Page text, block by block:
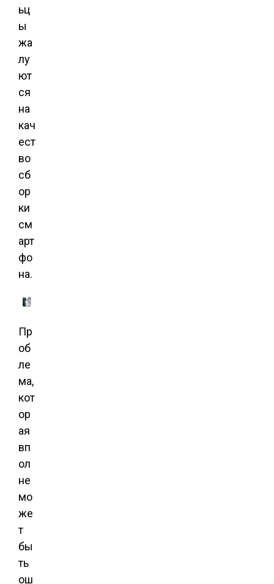
ьц
ы
жа
лу
ют
ся
на
кач
ест
во
сб
ор
ки
см
арт
фо
на.
Пр
об
ле
ма,
кот
ор
ая
вп
ол
не
мо
же
т
бы
ть
ош